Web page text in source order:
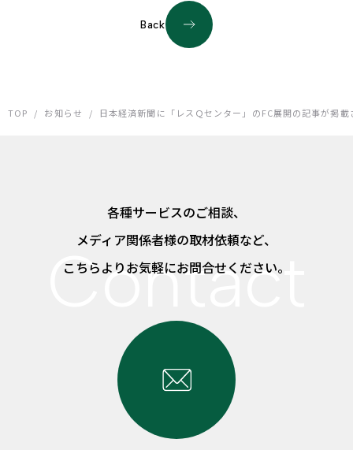
Back
TOP / お知らせ / 日本経済新聞に「レスＱセンター」のFC展開の記事が掲
各種サービスのご相談、
メディア関係者様の取材依頼など、
こちらよりお気軽にお問合せください。